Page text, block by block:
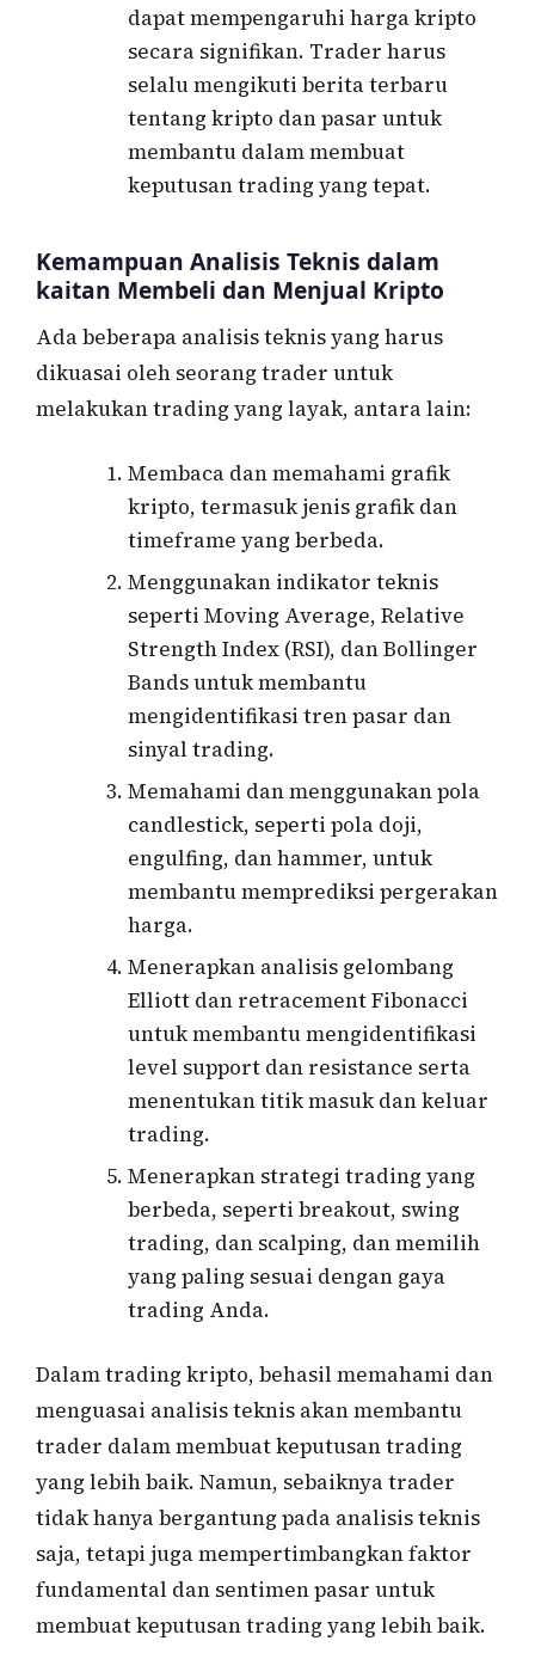
dapat mempengaruhi harga kripto
secara signifikan. Trader harus
selalu mengikuti berita terbaru
tentang kripto dan pasar untuk
membantu dalam membuat
keputusan trading yang tepat.
Kemampuan Analisis Teknis dalam
kaitan Membeli dan Menjual Kripto
Ada beberapa analisis teknis yang harus
dikuasai oleh seorang trader untuk
melakukan trading yang layak, antara lain:
Membaca dan memahami grafik
kripto, termasuk jenis grafik dan
timeframe yang berbeda.
Menggunakan indikator teknis
seperti Moving Average, Relative
Strength Index (RSI), dan Bollinger
Bands untuk membantu
mengidentifikasi tren pasar dan
sinyal trading.
Memahami dan menggunakan pola
candlestick, seperti pola doji,
engulfing, dan hammer, untuk
membantu memprediksi pergerakan
harga.
Menerapkan analisis gelombang
Elliott dan retracement Fibonacci
untuk membantu mengidentifikasi
level support dan resistance serta
menentukan titik masuk dan keluar
trading.
Menerapkan strategi trading yang
berbeda, seperti breakout, swing
trading, dan scalping, dan memilih
yang paling sesuai dengan gaya
trading Anda.
Dalam trading kripto, behasil memahami dan
menguasai analisis teknis akan membantu
trader dalam membuat keputusan trading
yang lebih baik. Namun, sebaiknya trader
tidak hanya bergantung pada analisis teknis
saja, tetapi juga mempertimbangkan faktor
fundamental dan sentimen pasar untuk
membuat keputusan trading yang lebih baik.